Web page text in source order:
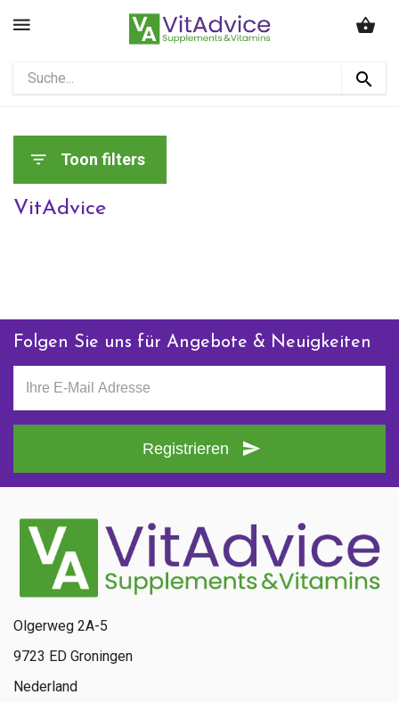
Toon filters
VitAdvice
Folgen Sie uns für Angebote & Neuigkeiten
Registrieren
Olgerweg 2A-5
9723 ED Groningen
Nederland